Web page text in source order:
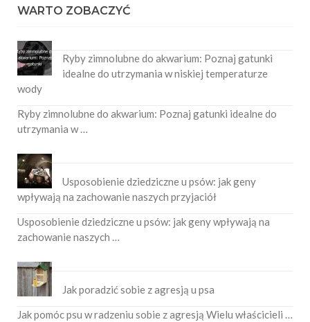
WARTO ZOBACZYĆ
Ryby zimnolubne do akwarium: Poznaj gatunki
idealne do utrzymania w niskiej temperaturze
wody
Ryby zimnolubne do akwarium: Poznaj gatunki idealne do
utrzymania w …
Usposobienie dziedziczne u psów: jak geny
wpływają na zachowanie naszych przyjaciół
Usposobienie dziedziczne u psów: jak geny wpływają na
zachowanie naszych …
Jak poradzić sobie z agresją u psa
Jak pomóc psu w radzeniu sobie z agresją Wielu właścicieli …